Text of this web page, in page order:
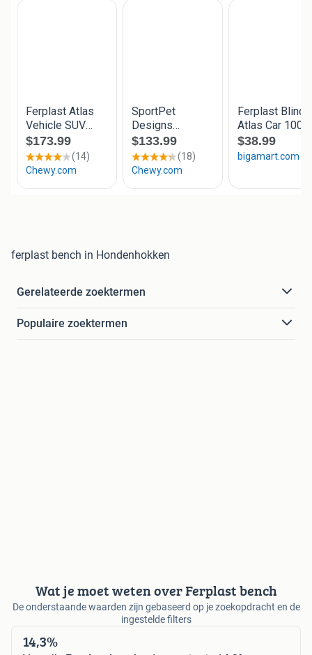
ferplast bench in Hondenhokken
Gerelateerde zoektermen
Populaire zoektermen
Wat je moet weten over Ferplast bench
De onderstaande waarden zijn gebaseerd op je zoekopdracht en de
ingestelde filters
14,3%